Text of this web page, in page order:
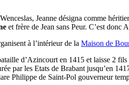
Jeanne désigna comme
et frère de Jean sans Peur. C’est donc
à l’intérieur de la Maison de
d’Azincourt en 1415 et laisse 2
par les Etats de Brabant jusqu’en
Philippe de Saint-Pol gouverneur